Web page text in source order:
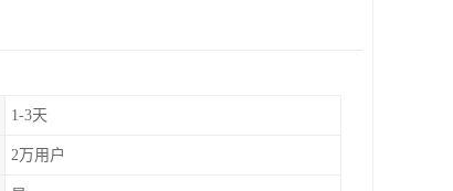
1-3天
2万用户